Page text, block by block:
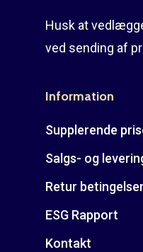
Husk at
ved sending af
Information
Supplerende
Salgs- og
Retur betingelser
ESG Rapport
Kontakt